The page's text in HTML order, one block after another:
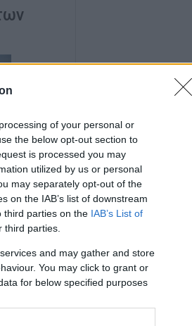
of your personal or
the below opt-out section to
is processed you may
utilized by us or personal
may separately opt-out of the
on the IAB’s list of downstream
third parties on the IAB’s List of
parties.
and may gather and store
You may click to grant or
for below specified purposes
του
στις
με